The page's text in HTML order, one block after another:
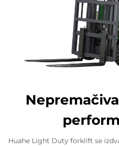
Huahe Light Duty forklift se